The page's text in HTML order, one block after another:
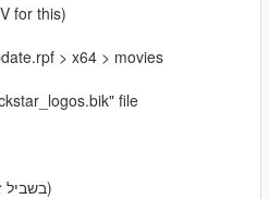
for this)
> x64 > movies
file
(ודאו שיש לכם את OpenIV בשביל זה)